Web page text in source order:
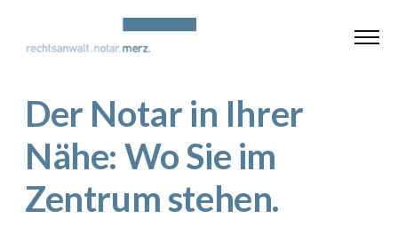
Der Notar in Ihrer
Nähe: Wo Sie im
Zentrum stehen.